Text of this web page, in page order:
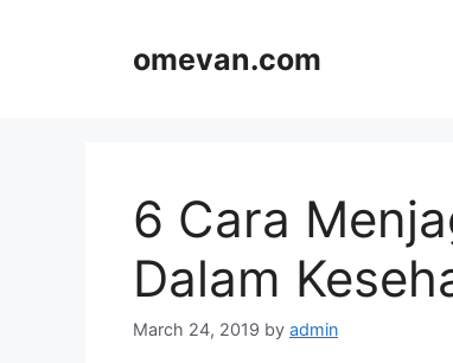
omevan.com
6 Cara
Dalam
March 24, 2019 by admin